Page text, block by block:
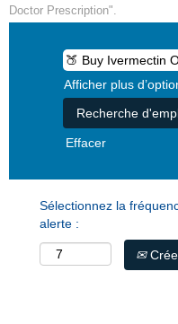
Doctor Prescription".
Afficher plus
Effacer
Sélectionnez la
alerte :